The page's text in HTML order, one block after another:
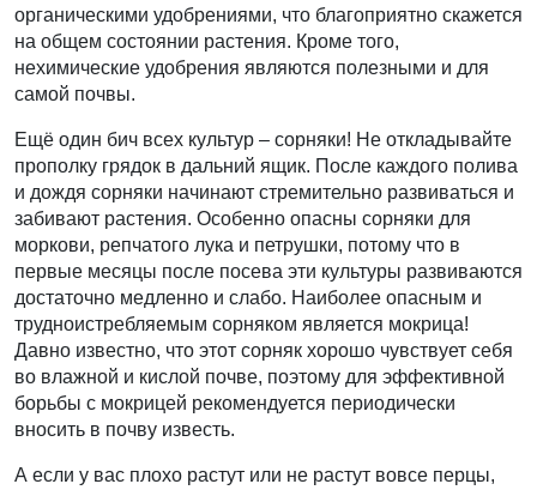
органическими удобрениями, что благоприятно скажется
на общем состоянии растения. Кроме того,
нехимические удобрения являются полезными и для
самой почвы.
Ещё один бич всех культур – сорняки! Не откладывайте
прополку грядок в дальний ящик. После каждого полива
и дождя сорняки начинают стремительно развиваться и
забивают растения. Особенно опасны сорняки для
моркови, репчатого лука и петрушки, потому что в
первые месяцы после посева эти культуры развиваются
достаточно медленно и слабо. Наиболее опасным и
трудноистребляемым сорняком является мокрица!
Давно известно, что этот сорняк хорошо чувствует себя
во влажной и кислой почве, поэтому для эффективной
борьбы с мокрицей рекомендуется периодически
вносить в почву известь.
А если у вас плохо растут или не растут вовсе перцы,